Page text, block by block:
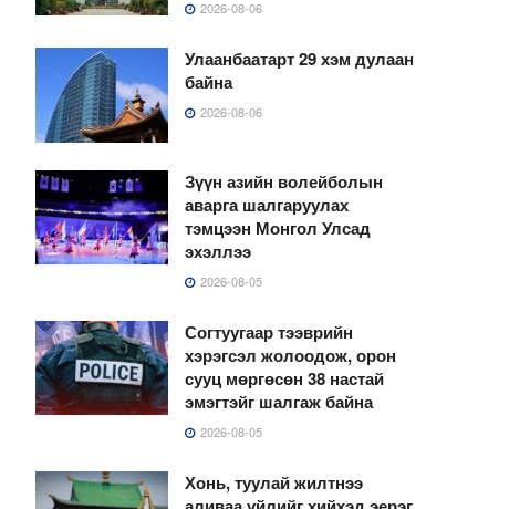
2026-08-06
Улаанбаатарт 29 хэм дулаан
байна
2026-08-06
Зүүн азийн волейболын
аварга шалгаруулах
тэмцээн Монгол Улсад
эхэллээ
2026-08-05
Согтуугаар тээврийн
хэрэгсэл жолоодож, орон
сууц мөргөсөн 38 настай
эмэгтэйг шалгаж байна
2026-08-05
Хонь, туулай жилтнээ